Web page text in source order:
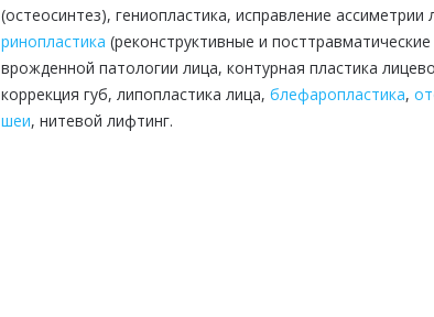
(остеосинтез), гениопластика, исправление ассиметрии
ринопластика (реконструктивные и
врожденной патологии лица, контурная пластика
коррекция губ, липопластика лица, блефаропластика,
шеи, нитевой лифтинг.